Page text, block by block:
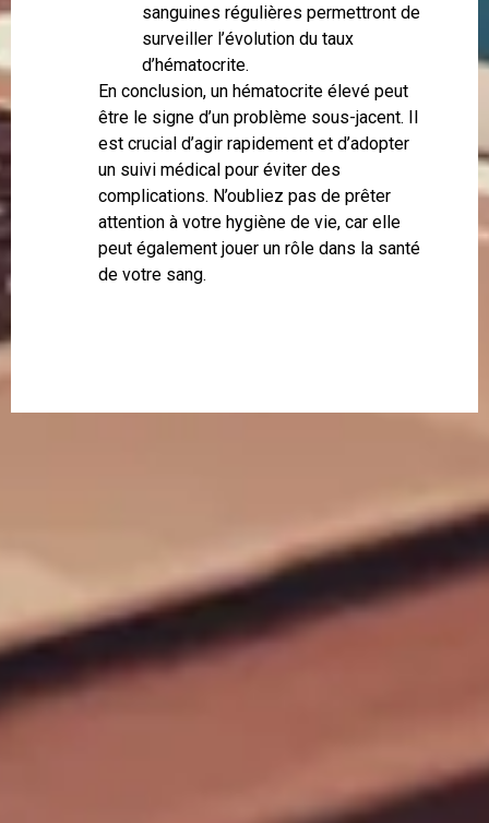
sanguines régulières permettront de
surveiller l’évolution du taux
d’hématocrite.
En conclusion, un hématocrite élevé peut
être le signe d’un problème sous-jacent. Il
est crucial d’agir rapidement et d’adopter
un suivi médical pour éviter des
complications. N’oubliez pas de prêter
attention à votre hygiène de vie, car elle
peut également jouer un rôle dans la santé
de votre sang.